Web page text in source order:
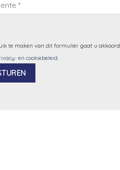
te maken van dit formulier gaat u akkoord
en cookiebeleid.